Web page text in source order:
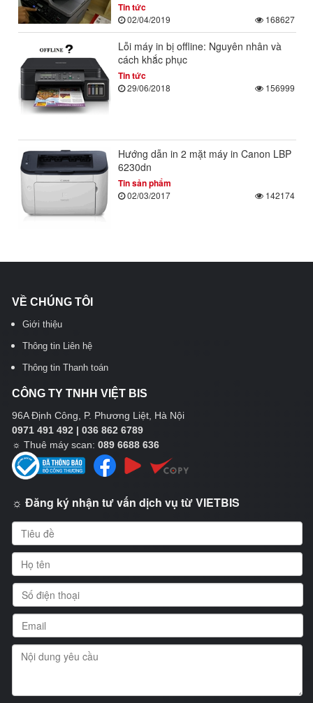
Tin tức
02/04/2019 168627
Lỗi máy in bị offline: Nguyên nhân và
cách khắc phục
Tin tức
29/06/2018 156999
Hướng dẫn in 2 mặt máy in Canon LBP
6230dn
Tin sản phẩm
02/03/2017 142174
VỀ CHÚNG TÔI
Giới thiệu
Thông tin Liên hệ
Thông tin Thanh toán
CÔNG TY TNHH VIỆT BIS
96A Định Công, P. Phương Liệt, Hà Nội
0971 491 492 | 036 862 6789
☼ Thuê máy scan: 089 6688 636
☼ Đăng ký nhận tư vấn dịch vụ từ VIETBIS